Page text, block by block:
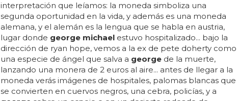
interpretación que leíamos: la moneda simboliza una
segunda oportunidad en la vida, y además es una moneda
alemana, y el alemán es la lengua que se habla en austria,
lugar donde george michaelestuvo hospitalizado... bajo la
dirección de ryan hope, vemos a la ex de pete doherty como
una especie de ángel que salva a georgede la muerte,
lanzando una monera de 2 euros al aire... antes de llegar a la
moneda verás imágenes de hospitales, palomas blancas que
se convierten en cuervos negros, una cebra, policías, y a